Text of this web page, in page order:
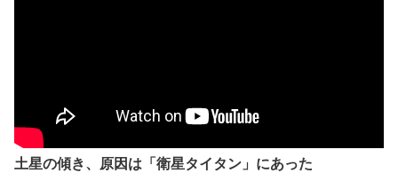
土星の傾き、原因は「衛星タイタン」にあった